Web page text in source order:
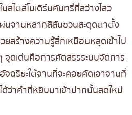
สไตล์โมเดิร์นคันทรี่ที่สว่างไสว
นจานหลากสีสันชวนสะดุดตาตั้ง
ยสร้างความรู้สึกเหมือนหลุดเข้าไป
จุดเด่นคือการคัดสรรระบบจัดการ
จฉริยะใต้จานที่จะคอยคัดเอาจานที่
ว่าคำที่หยิบมาเข้าปากนั้นสดใหม่